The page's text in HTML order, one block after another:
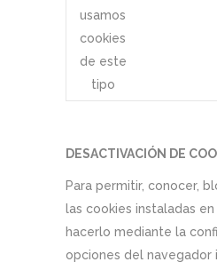
usamos
cookies
de este
tipo
DESACTIVACIÓN DE
Para permitir, conocer,
las cookies instaladas
hacerlo mediante la
opciones del navegador